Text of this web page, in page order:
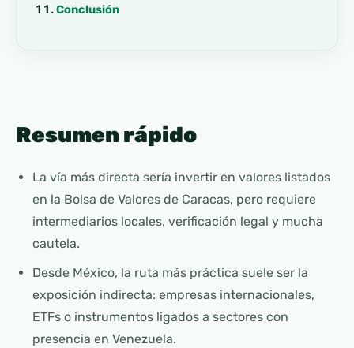
Conclusión
Resumen rápido
La vía más directa sería invertir en valores listados
en la Bolsa de Valores de Caracas, pero requiere
intermediarios locales, verificación legal y mucha
cautela.
Desde México, la ruta más práctica suele ser la
exposición indirecta: empresas internacionales,
ETFs o instrumentos ligados a sectores con
presencia en Venezuela.